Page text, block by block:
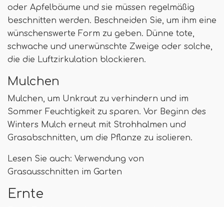
oder Apfelbäume und sie müssen regelmäßig
beschnitten werden. Beschneiden Sie, um ihm eine
wünschenswerte Form zu geben. Dünne tote,
schwache und unerwünschte Zweige oder solche,
die die Luftzirkulation blockieren.
Mulchen
Mulchen, um Unkraut zu verhindern und im
Sommer Feuchtigkeit zu sparen. Vor Beginn des
Winters Mulch erneut mit Strohhalmen und
Grasabschnitten, um die Pflanze zu isolieren.
Lesen Sie auch: Verwendung von
Grasausschnitten im Garten
Ernte